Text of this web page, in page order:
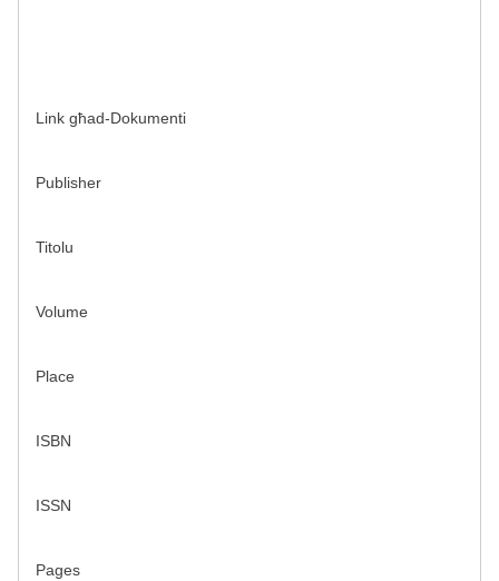
Link għad-Dokumenti
Publisher
Titolu
Volume
Place
ISBN
ISSN
Pages